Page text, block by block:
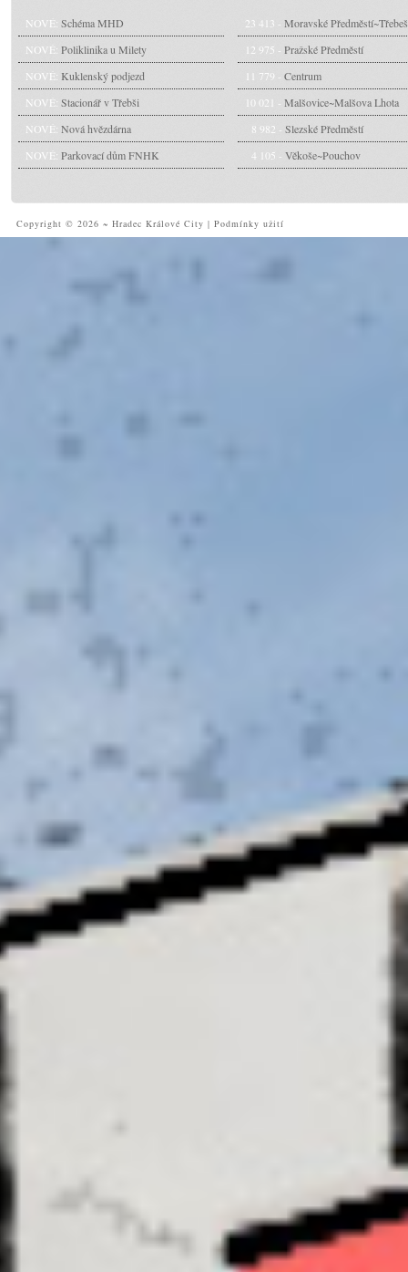
NOVÉ: Schéma MHD
NOVÉ: Poliklinika u Milety
NOVÉ: Kuklenský podjezd
NOVÉ: Stacionář v Třebši
NOVÉ: Nová hvězdárna
NOVÉ: Parkovací dům FNHK
23 413 - Moravské Předměstí~Třebeš
12 975 - Pražské Předměstí
11 779 - Centrum
10 021 - Malšovice~Malšova Lhota
8 982 - Slezské Předměstí
4 105 - Věkoše~Pouchov
Copyright © 2026 ~ Hradec Králové City | Podmínky užití